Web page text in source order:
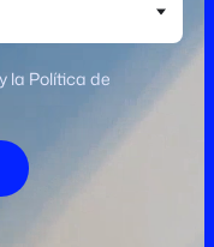
la Política de